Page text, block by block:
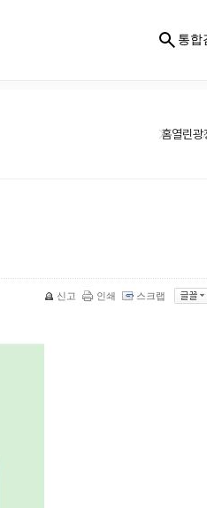
통합
홈열린광
신고 인쇄 스크랩